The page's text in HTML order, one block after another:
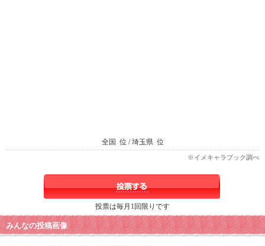
全国 位 / 埼玉県 位
※イメキャラブック調べ
投票は毎月1回限りです
みんなの投稿画像